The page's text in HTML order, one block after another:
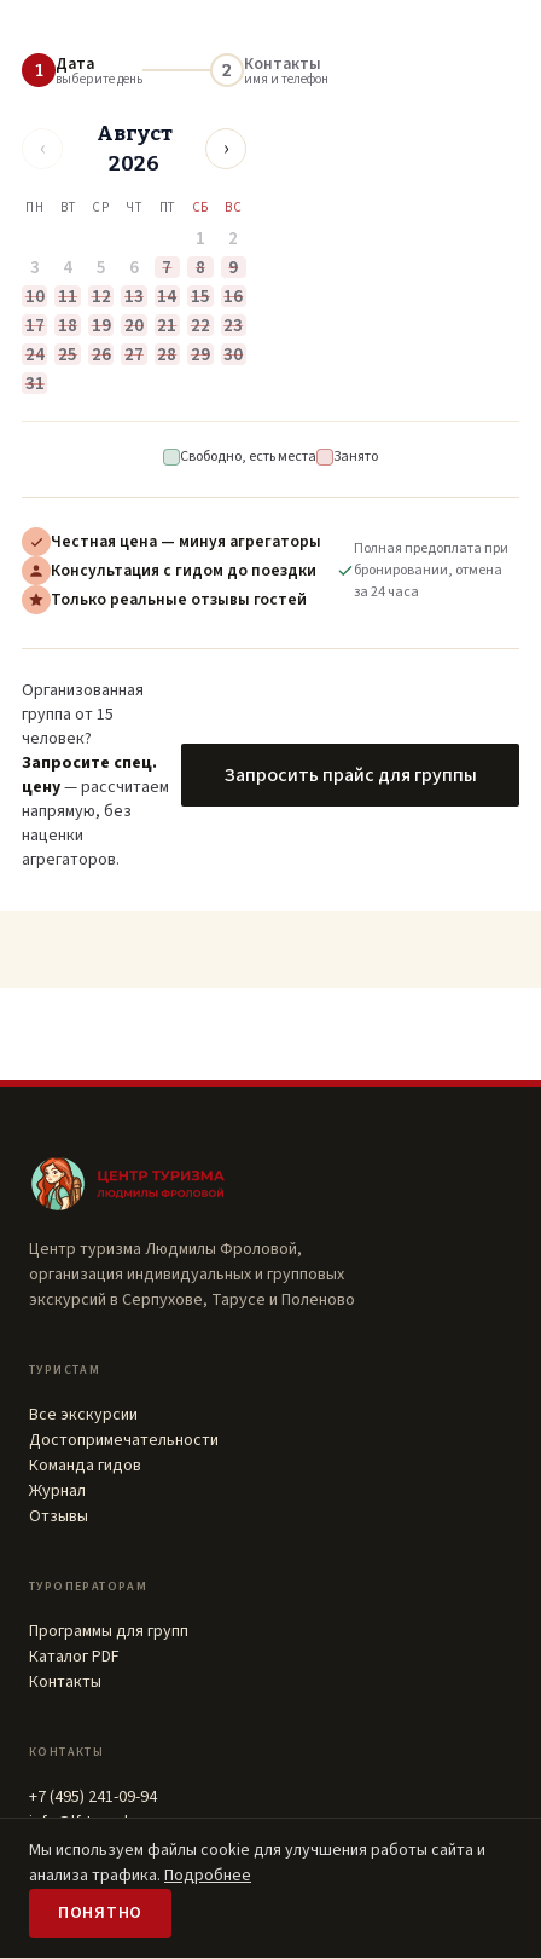
Мы используем файлы cookie для улучшения работы сайта и
анализа трафика. Подробнее
ПОНЯТНО
1 Дата
выберите день 2 Контакты
имя и телефон
‹
Август
2026
›
ПН ВТ СР ЧТ ПТ СБ ВС
1
2
3
4 5 6 7 8
9
10 11 12 13 14 15 16
17 18 19 20 21 22 23
24 25 26 27 28 29 30
31
Свободно, есть места Занято
Честная цена — минуя агрегаторы
Консультация с гидом до поездки
Только реальные отзывы гостей
Полная предоплата при
бронировании, отмена
за 24 часа
Организованная
группа от 15
человек?
Запросите спец.
цену— рассчитаем
напрямую, без
наценки
агрегаторов.
Запросить прайс для группы
Центр туризма Людмилы Фроловой,
организация индивидуальных и групповых
экскурсий в Серпухове, Тарусе и Поленово
ТУРИСТАМ
Все экскурсии
Достопримечательности
Команда гидов
Журнал
Отзывы
ТУРОПЕРАТОРАМ
Программы для групп
Каталог PDF
Контакты
КОНТАКТЫ
+7 (495) 241-09-94
info@lf-travel.ru
г. Серпухов, ул. Ворошилова, 143Б, корпус 2
Пн-Вс 9:30 - 18:30